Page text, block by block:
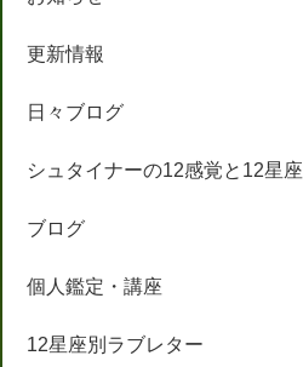
更新情報
日々ブログ
シュタイナーの12感覚と12星座
ブログ
個人鑑定・講座
12星座別ラブレター